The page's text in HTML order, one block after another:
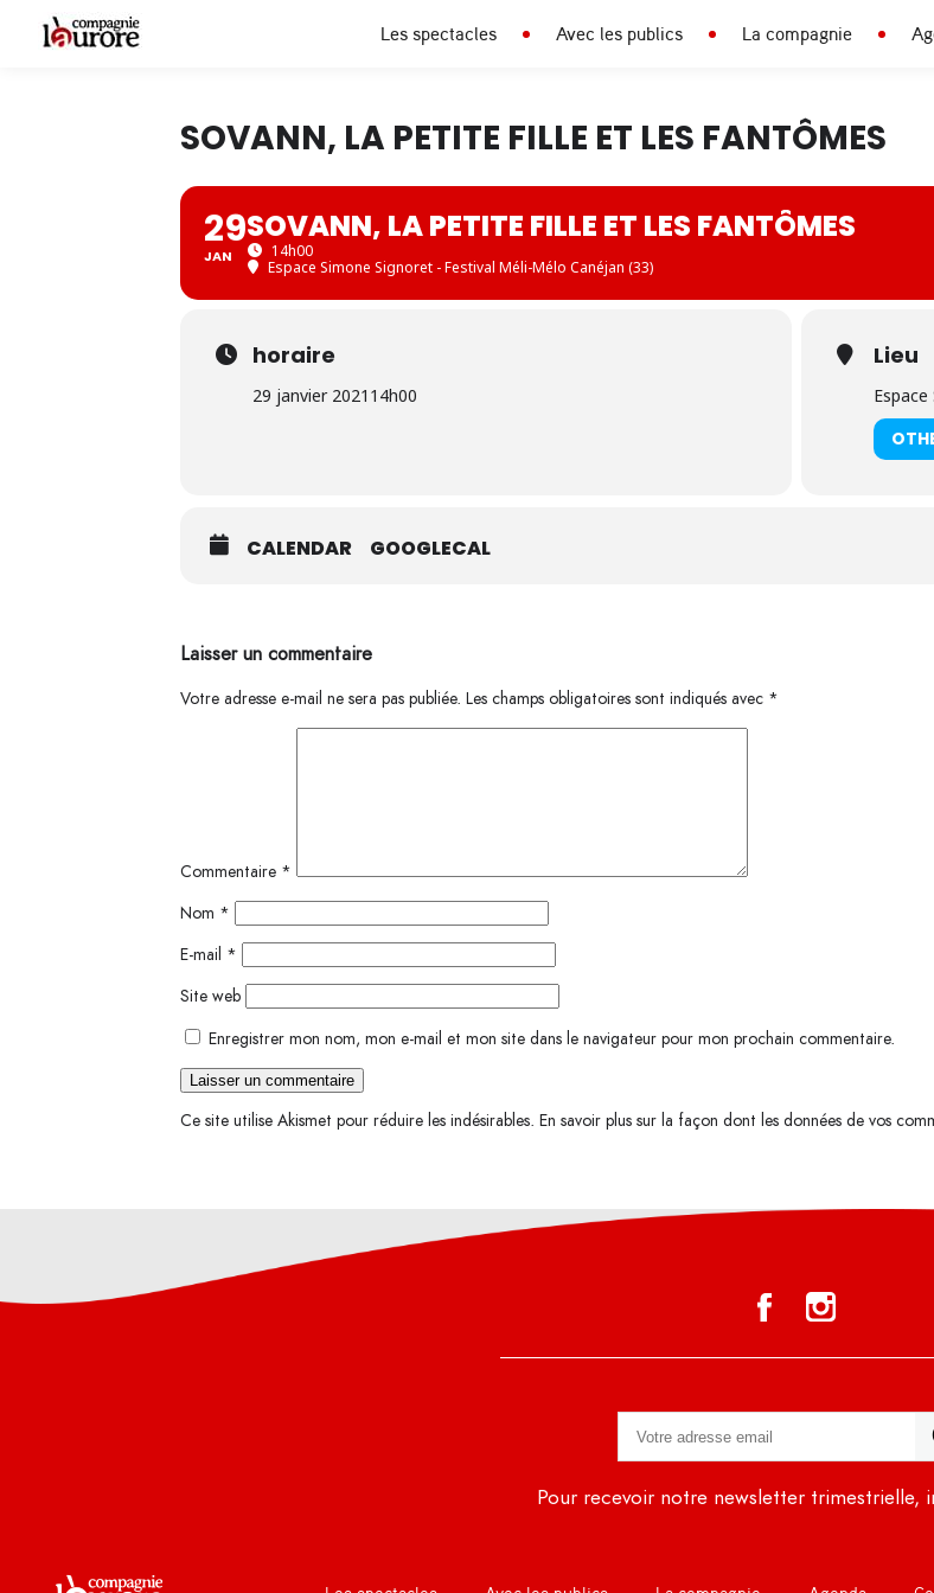
Les spectacles Avec les publics La compagnie
SOVANN, LA PETITE FILLE ET LES FANTÔMES
29
JAN
SOVANN, LA PETITE FILLE ET LES FANTÔMES
14h00
Espace Simone Signoret - Festival Méli-Mélo Canéjan (33)
horaire
29 janvier 2021 14h00
Lieu
CALENDAR GOOGLECAL
Laisser un commentaire
Votre adresse e-mail ne sera pas publiée. Les champs obligatoires sont indiqués avec *
Commentaire *
Nom *
E-mail *
Site web
Enregistrer mon nom, mon e-mail et mon site dans le navigateur pour mon prochain commentaire.
Ce site utilise Akismet pour réduire les indésirables. En savoir plus sur la façon dont les données de vos
Pour recevoir notre newsletter trimestrielle,